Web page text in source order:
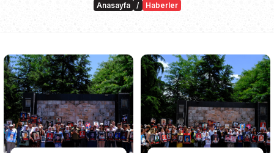
Anasayfa / Haberler